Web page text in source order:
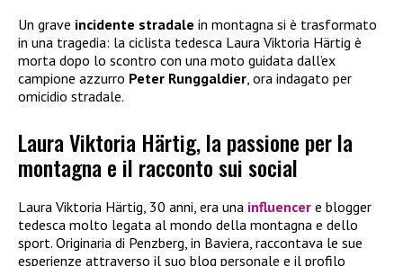
Un grave incidente stradale in montagna si è trasformato
in una tragedia: la ciclista tedesca Laura Viktoria Härtig è
morta dopo lo scontro con una moto guidata dall’ex
campione azzurro Peter Runggaldier, ora indagato per
omicidio stradale.
Laura Viktoria Härtig, la passione per la
montagna e il racconto sui social
Laura Viktoria Härtig, 30 anni, era una influencer e blogger
tedesca molto legata al mondo della montagna e dello
sport. Originaria di Penzberg, in Baviera, raccontava le sue
esperienze attraverso il suo blog personale e il profilo